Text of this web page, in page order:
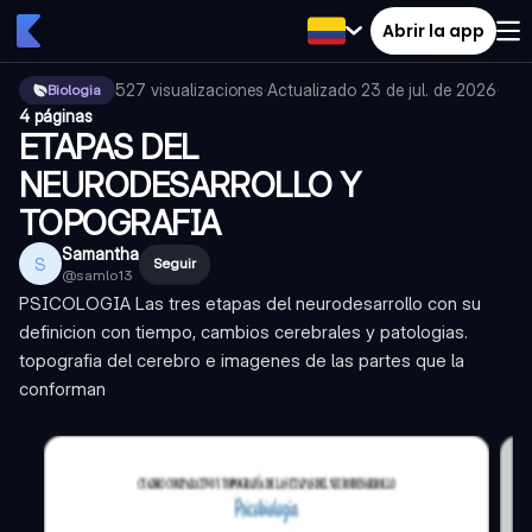
Abrir la app
Biologia 527 visualizaciones·Actualizado 23 de jul. de 2026·
4 páginas
ETAPAS DEL
NEURODESARROLLO Y
TOPOGRAFIA
S Samantha
@samlo13
Seguir
PSICOLOGIA Las tres etapas del neurodesarrollo con su
definicion con tiempo, cambios cerebrales y patologias.
topografia del cerebro e imagenes de las partes que la
conforman